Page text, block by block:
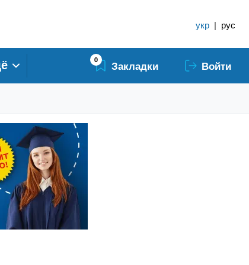
укр | рус
0 Закладки Войти